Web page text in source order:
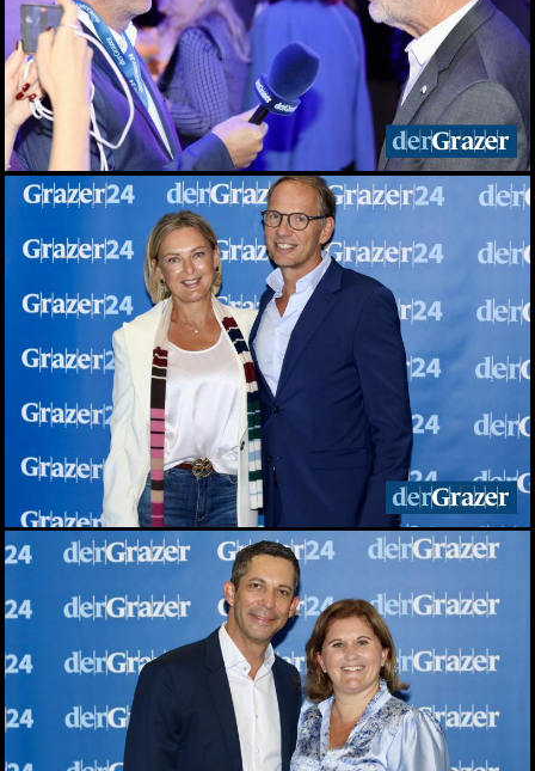
Fußball-Legende Toni
Polster im Murpark
30.05.2026
Landessieger gekürt:
Lackner ist Weingut des
Jahres 2026
28.05.2026
Night of Young Leaders
27.05.2026
Zinzengrinsen - Das Fest
in und um die
Zinzendorfgasse
23.05.2026
Chorfestival: Voices of
Spirit erklangen in Graz
15.05.2026
Das Viertel 4 startet in die
Sommersaison
13.05.2026
Frühlingsfest der idlab
GmbH
12.05.2026
Shopping Friday im
Murpark
11.05.2026
Das war der Kunst- und